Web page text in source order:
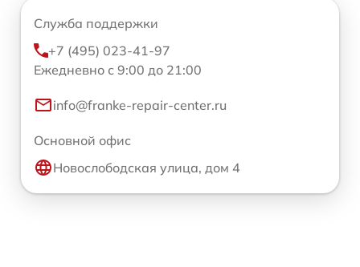
Служба поддержки
+7 (495) 023-41-97
Ежедневно с 9:00 до 21:00
info@franke-repair-center.ru
Основной офис
Новослободская улица, дом 4